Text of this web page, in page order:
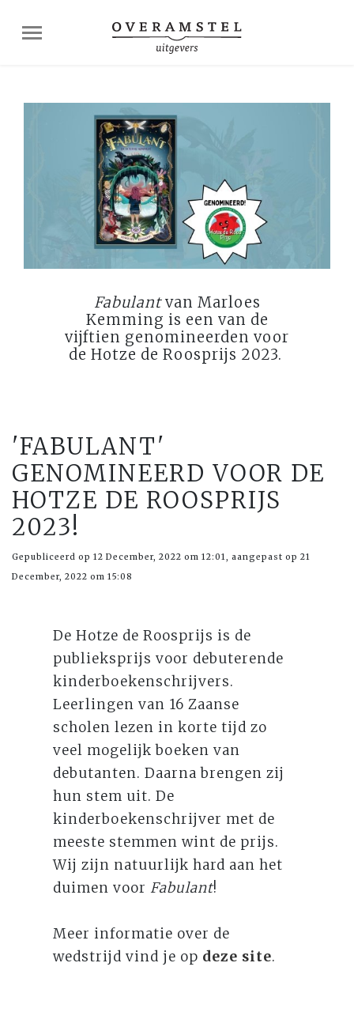
Fabulantvan Marloes
Kemming is een van de
vijftien genomineerden voor
de Hotze de Roosprijs 2023.
'FABULANT'
GENOMINEERD VOOR DE
HOTZE DE ROOSPRIJS
2023!
Gepubliceerd op 12 December, 2022 om 12:01, aangepast op 21
December, 2022 om 15:08
De Hotze de Roosprijs is de
publieksprijs voor debuterende
kinderboekenschrijvers.
Leerlingen van 16 Zaanse
scholen lezen in korte tijd zo
veel mogelijk boeken van
debutanten. Daarna brengen zij
hun stem uit. De
kinderboekenschrijver met de
meeste stemmen wint de prijs.
Wij zijn natuurlijk hard aan het
duimen voor Fabulant!
Meer informatie over de
wedstrijd vind je op deze site.